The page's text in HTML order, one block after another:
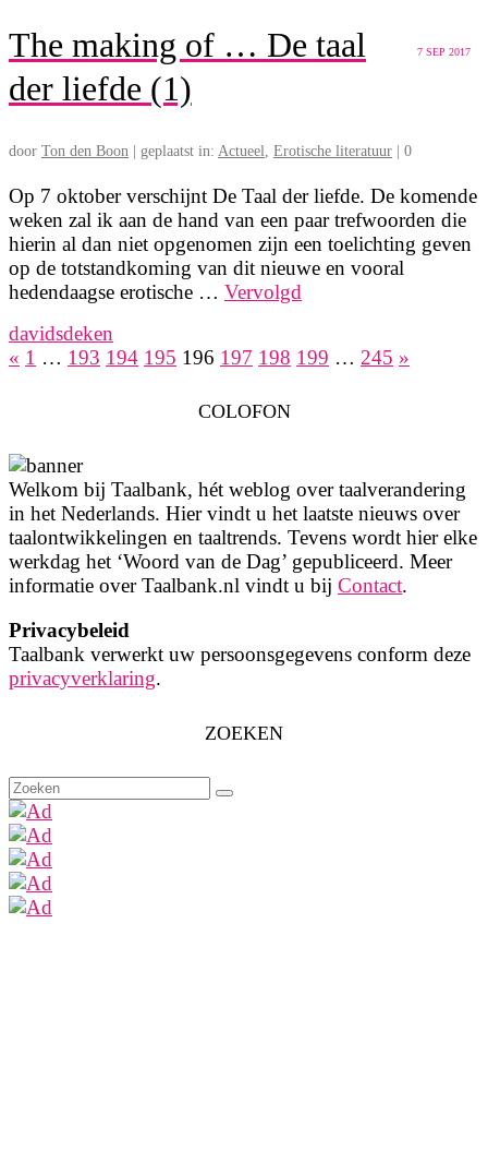
7 SEP 2017
The making of … De taal
der liefde (1)
door Ton den Boon geplaatst in: Actueel Erotische literatuur 0
Op 7 oktober verschijnt De Taal der liefde. De komende
weken zal ik aan de hand van een paar trefwoorden die
hierin al dan niet opgenomen zijn een toelichting geven
op de totstandkoming van dit nieuwe en vooral
hedendaagse erotische … Vervolgd
davidsdeken
Berichten
« 1 … 193 194 195 196 197 198 199 … 245 »
COLOFON
Welkom bij Taalbank, hét weblog over taalverandering
in het Nederlands. Hier vindt u het laatste nieuws over
taalontwikkelingen en taaltrends. Tevens wordt hier elke
werkdag het ‘Woord van de Dag’ gepubliceerd. Meer
informatie over Taalbank.nl vindt u bij Contact.
Privacybeleid
Taalbank verwerkt uw persoonsgegevens conform deze
privacyverklaring.
ZOEKEN
Zoeken
naar: